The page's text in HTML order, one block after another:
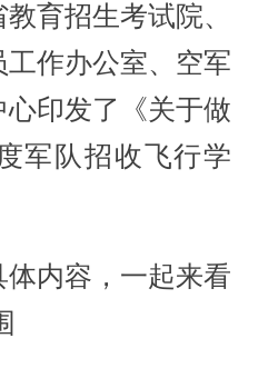
招生考试院、
作办公室、空军
印发了《关于做
军队招收飞行学
内容，一起来看